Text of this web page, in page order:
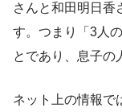
さんと和田明日香
す。つまり「3人
とであり、息子の
ネット上の情報で